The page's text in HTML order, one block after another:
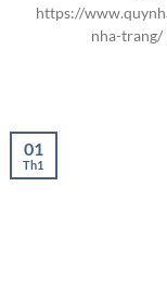
https://
nha-trang/
01
Th1